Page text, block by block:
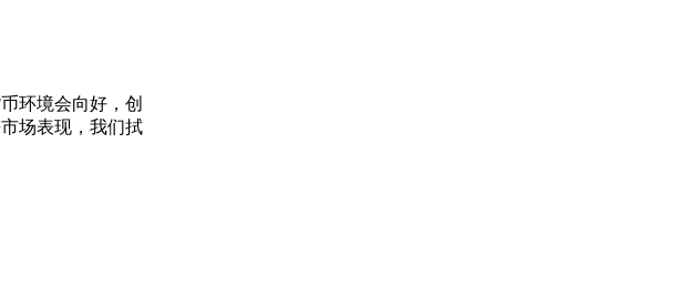
环境会向好，创
场表现，我们拭